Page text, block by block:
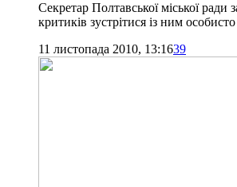
Секретар Полтавської міської ради
критиків зустрітися із ним особисто
11 листопада 2010, 13:1639